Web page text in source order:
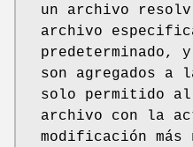
un archivo
archivo
predeterminado,
son agregados
solo permitido
archivo con la
modificación más